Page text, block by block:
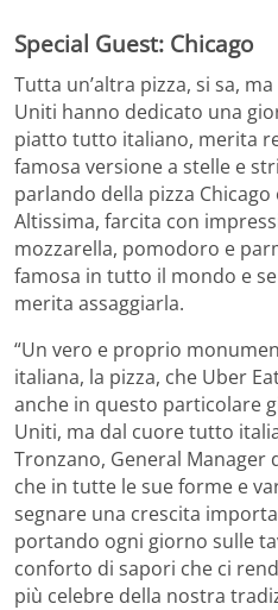
Special Guest: Chicago
Tutta un’altra pizza, si sa,
Uniti hanno dedicato una
piatto tutto italiano, merita
famosa versione a stelle e
parlando della pizza
Altissima, farcita con
mozzarella, pomodoro e
famosa in tutto il mondo e
merita assaggiarla.
“Un vero e proprio
italiana, la pizza, che Uber
anche in questo particolare
Uniti, ma dal cuore tutto
Tronzano, General Manager
che in tutte le sue forme e
segnare una crescita
portando ogni giorno sulle
conforto di sapori che ci
più celebre della nostra